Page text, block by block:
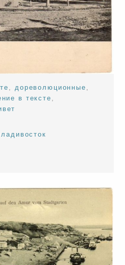
дореволюционные
в тексте